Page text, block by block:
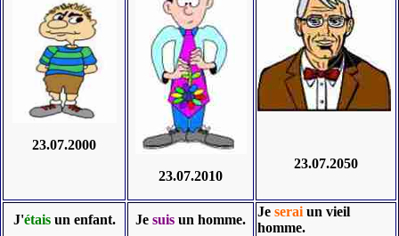
23.07.2000
23.07.2010
23.07.2050
J'étaisun enfant. Je suis un homme.
Je serai un vieil
homme.